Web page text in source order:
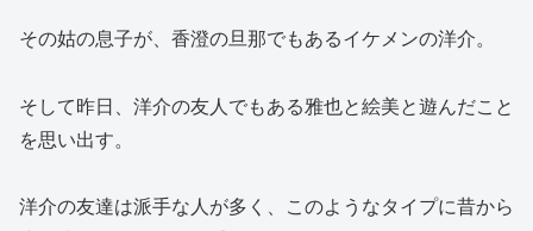
その姑の息子が、香澄の旦那でもあるイケメンの洋介。
そして昨日、洋介の友人でもある雅也と絵美と遊んだこと
を思い出す。
洋介の友達は派手な人が多く、このようなタイプに昔から